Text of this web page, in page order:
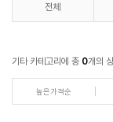
전체
기타 카테고리에 총 0개의
높은가격순